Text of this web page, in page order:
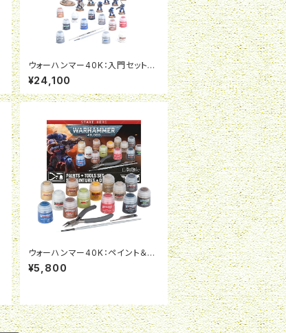
ウォーハンマー40K：入門セット：
スペースマリーン（日本語版）
¥24,100
ウォーハンマー40K：ペイント＆ツ
ールセット
¥5,800